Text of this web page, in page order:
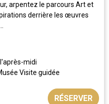
arpentez le parcours Art et
derrière les œuvres
l'après-midi
Visite guidée
RÉSERVER